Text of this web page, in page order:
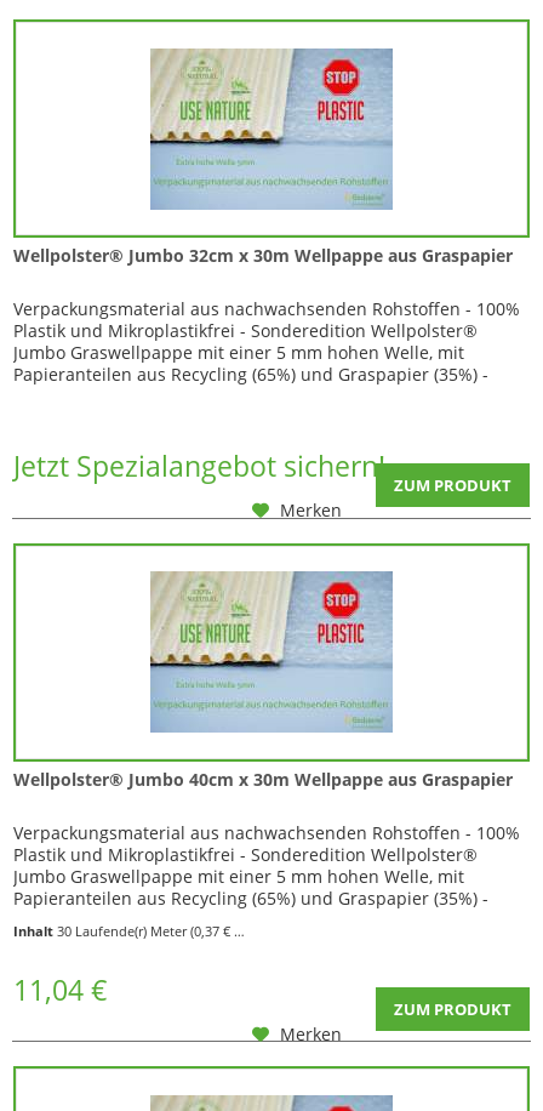
Wellpolster® Jumbo 32cm x 30m Wellpappe aus Graspapier
Verpackungsmaterial aus nachwachsenden Rohstoffen - 100%
Plastik und Mikroplastikfrei - Sonderedition Wellpolster®
Jumbo Graswellpappe mit einer 5 mm hohen Welle, mit
Papieranteilen aus Recycling (65%) und Graspapier (35%) -
Jetzt Spezialangebot sichern! ZUM PRODUKT
Merken
Wellpolster® Jumbo 40cm x 30m Wellpappe aus Graspapier
Verpackungsmaterial aus nachwachsenden Rohstoffen - 100%
Plastik und Mikroplastikfrei - Sonderedition Wellpolster®
Jumbo Graswellpappe mit einer 5 mm hohen Welle, mit
Papieranteilen aus Recycling (65%) und Graspapier (35%) -
Verpackungen verwendet werden, weil sie wirtschaftlich, stabil
Inhalt30 Laufende(r) Meter(0,37 € * / 1 Laufende(r) Meter)
11,04 € ZUM PRODUKT
Merken